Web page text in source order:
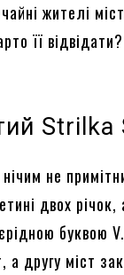
жителі
її
Strilka
не
двох
буквою
а другу міст